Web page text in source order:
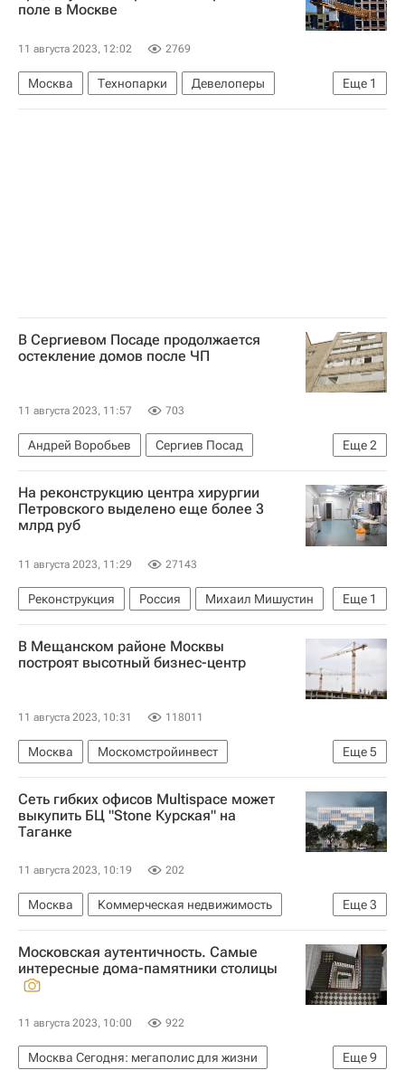
поле в Москве
11 августа 2023, 12:02 2769
Еще 1
Москва Технопарки
Девелоперы
Строительство
В Сергиевом Посаде продолжается
остекление домов после ЧП
11 августа 2023, 11:57 703
Еще2
Андрей Воробьев
Сергиев Посад
Взрыв на складе в Сергиевом Посаде
Происшествия
На реконструкцию центра хирургии
Петровского выделено еще более 3
млрд руб
11 августа 2023, 11:29 27143
Еще 1
Реконструкция Россия
Михаил Мишустин
Медучреждения
В Мещанском районе Москвы
построят высотный бизнес-центр
11 августа 2023, 10:31 118011
Еще5
Москва
Москомстройинвест
Мосинжпроект
Коммерческая недвижимость
Бизнес-центры
Строительство Офисы
Сеть гибких офисов Multispace может
выкупить БЦ "Stone Курская" на
Таганке
11 августа 2023, 10:19 202
Еще3
Москва
Коммерческая недвижимость
Бизнес-центры
Офисы Сделки
Московская аутентичность. Самые
интересные дома-памятники столицы
11 августа 2023, 10:00 922
Еще9
Москва Сегодня: мегаполис для жизни